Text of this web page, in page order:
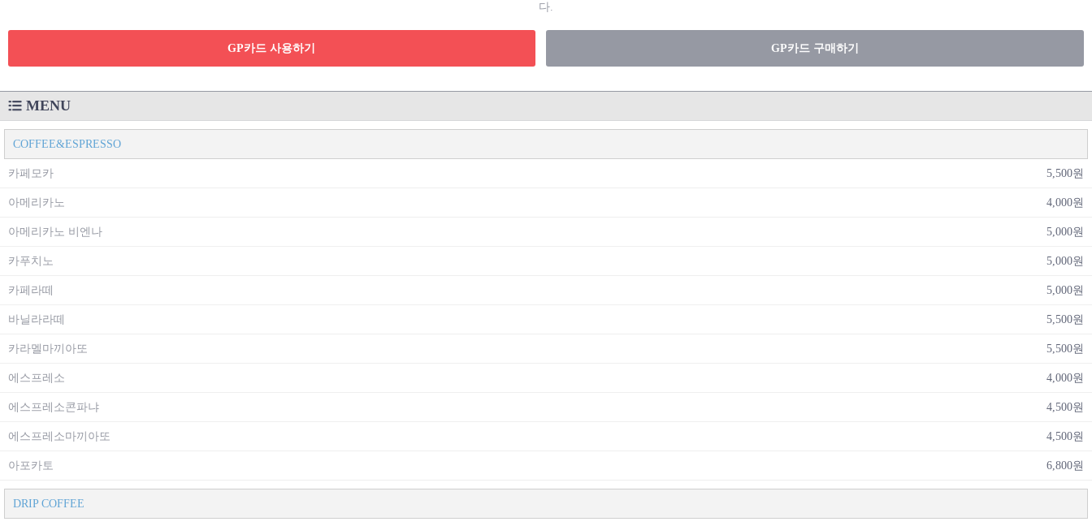
다.
GP카드 사용하기 GP카드 구매하기
MENU
COFFEE&ESPRESSO
카페모카 5,500원
아메리카노 4,000원
아메리카노 비엔나 5,000원
카푸치노 5,000원
카페라떼 5,000원
바닐라라떼 5,500원
카라멜마끼아또 5,500원
에스프레소 4,000원
에스프레소콘파냐 4,500원
에스프레소마끼아또 4,500원
아포카토 6,800원
DRIP COFFEE